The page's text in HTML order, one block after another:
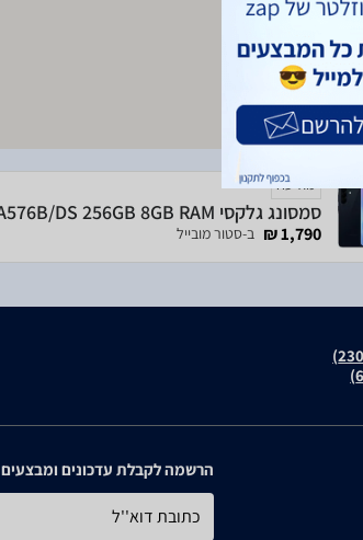
מודעה
1,790 ₪ ב-סטור מובייל
הרשמה לקבלת עדכונים ומבצעים
כתובת דוא''ל